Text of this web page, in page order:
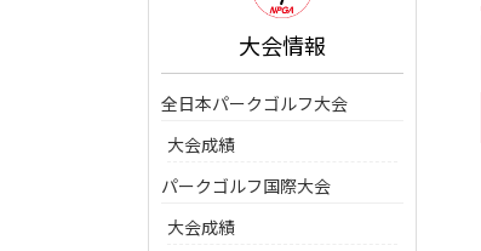
大会情報
全日本パークゴルフ大会
大会成績
パークゴルフ国際大会
大会成績